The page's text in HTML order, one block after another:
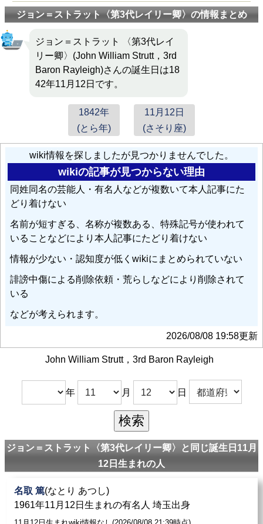
ジョン＝ストラット〈第3代レイリー卿〉の情報まとめ
ジョン＝ストラット 〈第3代レイ
リー卿〉(John William Strutt，3rd
Baron Rayleigh)さんの誕生日は18
42年11月12日です。
1842年
(とら年)
11月12日
(さそり座)
wiki情報を探しましたが見つかりませんでした。
wikiの記事が見つからない理由
同姓同名の芸能人・有名人などが複数いて本人記事にた
どり着けない
名前が短すぎる、名称が複数ある、特殊記号が使われて
いることなどにより本人記事にたどり着けない
情報が少ない・認知度が低くwikiにまとめられていない
誹謗中傷による削除依頼・荒らしなどにより削除されて
いる
などが考えられます。
2026/08/08 19:58更新
John William Strutt，3rd Baron Rayleigh
年 月 日
ジョン＝ストラット〈第3代レイリー卿〉と同じ誕生日11月
12日生まれの人
名取 篤(なとり あつし)
1961年11月12日生まれの有名人 埼玉出身